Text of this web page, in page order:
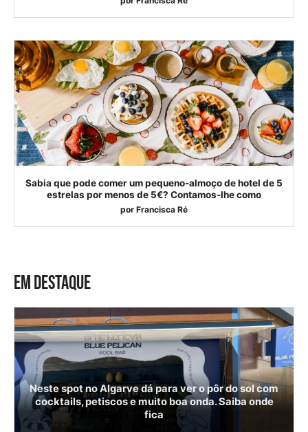
Sabia que pode comer um pequeno-almoço de hotel de 5
estrelas por menos de 5€? Contamos-lhe como
por Francisca Ré
EM DESTAQUE
Neste spot no Algarve dá para ver o pôr do sol com
cocktails, petiscos e muito boa onda. Saiba onde
fica